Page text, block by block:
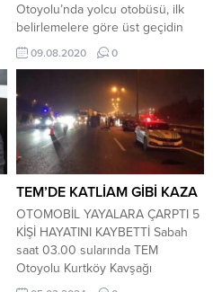
Otoyolu’nda yolcu otobüsü, ilk
belirlemelere göre üst geçidin
duvarına çarptı. Kazada ilk
bilgilere göre 5 kişi hayatını
kaybetti, 3 çocuk 10’nu ağır olmak
üzere 26 yaralı çeşitli hastanelere
kaldırıldı. Gelen son
dakika haberine göre; İstanbul’da
bir otobüs yoldan çıktı. Kuzey
Marmara Otoyolu’nda
gerçekleşen olayda, bölgeye çok
sayıda itfaiye ve sağlık ekibi sevk
edildi. BİLANÇO AĞIR Otoyolda,...
09.08.2020 0
TEM’DE KATLİAM GİBİ KAZA
OTOMOBİL YAYALARA ÇARPTI 5
KİŞİ HAYATINI KAYBETTİ Sabah
saat 03.00 sularında TEM
Otoyolu Kurtköy Kavşağı
Sultanbeyli istikametinde feci bir